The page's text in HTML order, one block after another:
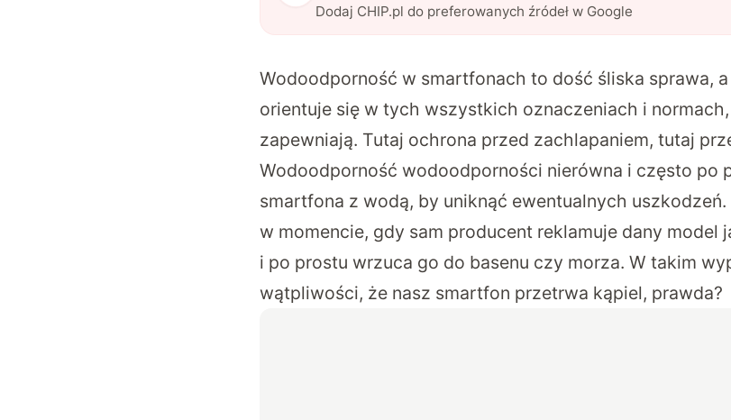
Dodaj CHIP.pl do preferowanych źródeł w Google
Wodoodporność w smartfonach to dość śliska sprawa,
orientuje się w tych wszystkich oznaczeniach i
zapewniają. Tutaj ochrona przed zachlapaniem, tutaj
Wodoodporność wodoodporności nierówna i często po
smartfona z wodą, by uniknąć ewentualnych
w momencie, gdy sam producent reklamuje dany model
i po prostu wrzuca go do basenu czy morza. W takim
wątpliwości, że nasz smartfon przetrwa kąpiel, prawda?